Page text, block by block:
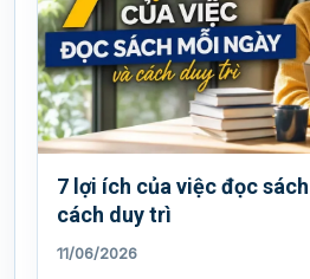
7 lợi ích của việc đọc
cách duy trì
11/06/2026